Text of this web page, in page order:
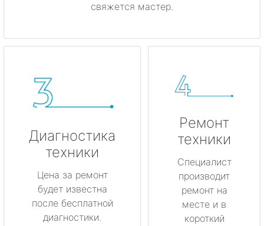
свяжется мастер.
Диагностика
техники
Цена за ремонт
будет известна
после бесплатной
диагностики.
Ремонт
техники
Специалист
производит
ремонт на
месте и в
короткий